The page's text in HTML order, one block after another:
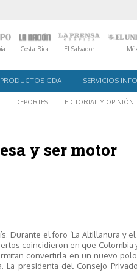
Costa Rica El Salvador
GDA SERVICIOS
DEPORTES EDITORIAL Y OPINIÓN
y ser motor
Durante el foro ‘La Altillanura y
coincidieron en que Colombia
convertirla en un nuevo
presidenta del Consejo